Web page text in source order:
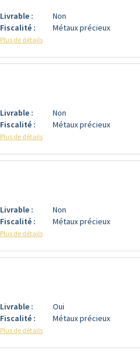
Livrable :
Non
Fiscalité :
Métaux précieux
Plus de détails
Livrable :
Non
Fiscalité :
Métaux précieux
Plus de détails
Livrable :
Non
Fiscalité :
Métaux précieux
Plus de détails
Livrable :
Oui
Fiscalité :
Métaux précieux
Plus de détails